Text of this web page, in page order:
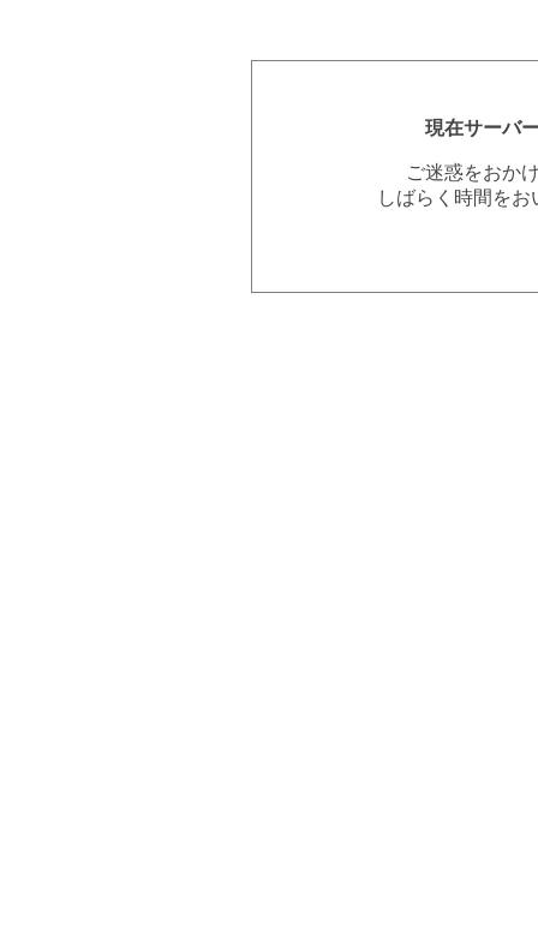
現在サーバ
ご迷惑をおか
しばらく時間を